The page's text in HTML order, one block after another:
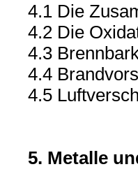
4.1 Die
4.2 Die
4.3
4.4
4.5
5. Metalle